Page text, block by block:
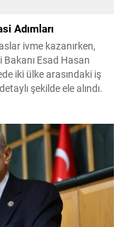
Adımları
ivme kazanırken,
Bakanı Esad Hasan
iki ülke arasındaki iş
şekilde ele alındı.
ilişkilerine...